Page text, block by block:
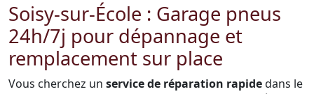
Soisy-sur-École : Garage pneus
24h/7j pour dépannage et
remplacement sur place
Vous cherchez un service de réparation rapidedans le